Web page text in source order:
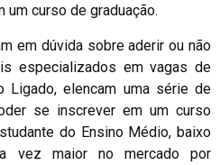
um curso de graduação.
em dúvida sobre aderir ou não
especializados em vagas de
Ligado, elencam uma série de
se inscrever em um curso
do Ensino Médio, baixo
vez maior no mercado por